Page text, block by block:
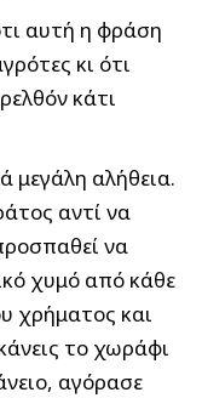
αυτή η φράση
κι ότι
κάτι
μεγάλη αλήθεια.
αντί να
να
χυμό από κάθε
χρήματος και
το χωράφι
αγόρασε